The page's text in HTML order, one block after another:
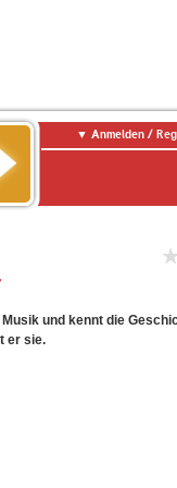
Anmelden /
und kennt die
er sie.